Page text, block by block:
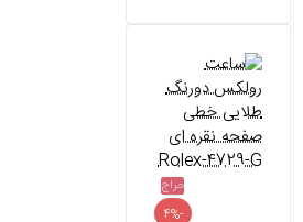
حراج
-4%